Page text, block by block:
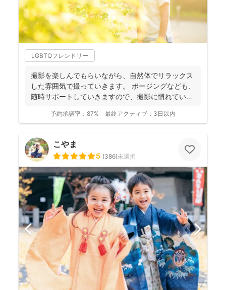
LGBTQフレンドリー
撮影を楽しんでもらいながら、自然体でリラックス
した雰囲気で撮っていきます。 ポージングなども、
随時サポートしていきますので、撮影に慣れていな
予約承諾率： 87% 最終アクティブ： 3日以内
こやま
5 (386)未選択